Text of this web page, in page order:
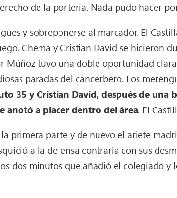
de la portería. Nada pudo hacer
y sobreponerse al marcador. El
Chema y Cristian David se hicieron
Múñoz tuvo una doble oportunidad
paradas del cancerbero. Los
35 y Cristian David, después de una
anotó a placer dentro del área. El
primera parte y de nuevo el ariete
a la defensa contraria con sus
dos minutos que añadió el colegiado